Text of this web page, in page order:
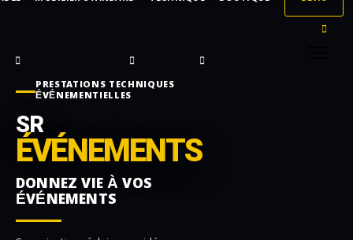
PRESTATIONS TECHNIQUES
ÉVÉNEMENTIELLES
SR
ÉVÉNEMENTS
DONNEZ VIE À VOS
ÉVÉNEMENTS